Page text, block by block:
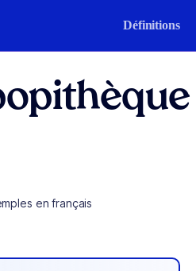
Définitions
en français